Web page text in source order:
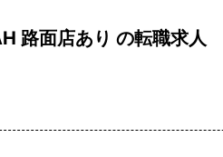
路面店あり の転職求人